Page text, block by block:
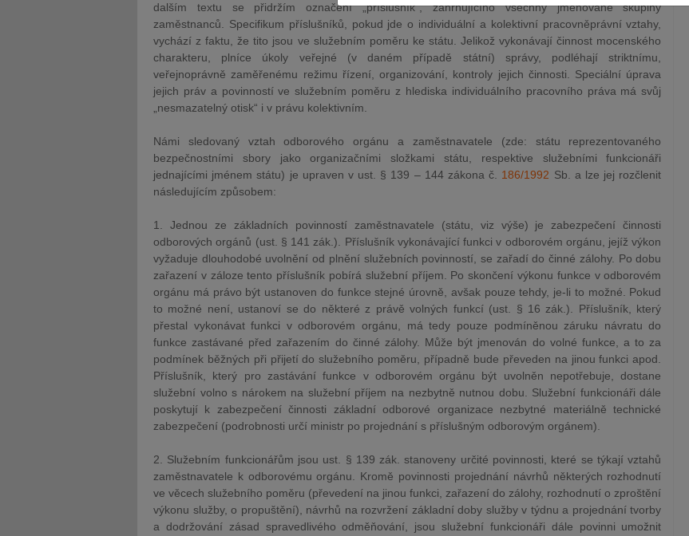
dalším textu se přidržím označení „příslušník“, zahrnujícího všechny jmenované skupiny
zaměstnanců. Specifikum příslušníků, pokud jde o individuální a kolektivní pracovněprávní vztahy,
vychází z faktu, že tito jsou ve služebním poměru ke státu. Jelikož vykonávají činnost mocenského
charakteru, plníce úkoly veřejné (v daném případě státní) správy, podléhají striktnímu,
veřejnoprávně zaměřenému režimu řízení, organizování, kontroly jejich činnosti. Speciální úprava
jejich práv a povinností ve služebním poměru z hlediska individuálního pracovního práva má svůj
„nesmazatelný otisk“ i v právu kolektivním.
Námi sledovaný vztah odborového orgánu a zaměstnavatele (zde: státu reprezentovaného
bezpečnostními sbory jako organizačními složkami státu, respektive služebními funkcionáři
jednajícími jménem státu) je upraven v ust. § 139 – 144 zákona č. 186/1992 Sb. a lze jej rozčlenit
následujícím způsobem:
1. Jednou ze základních povinností zaměstnavatele (státu, viz výše) je zabezpečení činnosti
odborových orgánů (ust. § 141 zák.). Příslušník vykonávající funkci v odborovém orgánu, jejíž výkon
vyžaduje dlouhodobé uvolnění od plnění služebních povinností, se zařadí do činné zálohy. Po dobu
zařazení v záloze tento příslušník pobírá služební příjem. Po skončení výkonu funkce v odborovém
orgánu má právo být ustanoven do funkce stejné úrovně, avšak pouze tehdy, je-li to možné. Pokud
to možné není, ustanoví se do některé z právě volných funkcí (ust. § 16 zák.). Příslušník, který
přestal vykonávat funkci v odborovém orgánu, má tedy pouze podmíněnou záruku návratu do
funkce zastávané před zařazením do činné zálohy. Může být jmenován do volné funkce, a to za
podmínek běžných při přijetí do služebního poměru, případně bude převeden na jinou funkci apod.
Příslušník, který pro zastávání funkce v odborovém orgánu být uvolněn nepotřebuje, dostane
služební volno s nárokem na služební příjem na nezbytně nutnou dobu. Služební funkcionáři dále
poskytují k zabezpečení činnosti základní odborové organizace nezbytné materiálně technické
zabezpečení (podrobnosti určí ministr po projednání s příslušným odborovým orgánem).
2. Služebním funkcionářům jsou ust. § 139 zák. stanoveny určité povinnosti, které se týkají vztahů
zaměstnavatele k odborovému orgánu. Kromě povinnosti projednání návrhů některých rozhodnutí
ve věcech služebního poměru (převedení na jinou funkci, zařazení do zálohy, rozhodnutí o zproštění
výkonu služby, o propuštění), návrhů na rozvržení základní doby služby v týdnu a projednání tvorby
a dodržování zásad spravedlivého odměňování, jsou služební funkcionáři dále povinni umožnit
JUDr. Tomáš Nielsen
JUDr. Tomáš Sokol
Kurzy lektora